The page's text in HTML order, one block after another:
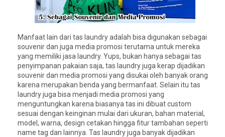
Manfaat lain dari tas laundry adalah bisa digunakan sebagai
souvenir dan juga media promosi terutama untuk mereka
yang memiliki jasa laundry. Yups, bukan hanya sebagai tas
penyimpanan pakaian saja, tas laundry juga kerap dijadikan
souvenir dan media promosi yang disukai oleh banyak orang
karena merupakan benda yang bermanfaat. Selain itu tas
laundry juga bisa menjadi media promosi yang
menguntungkan karena biasanya tas ini dibuat custom
sesuai dengan keinginan mulai dari ukuran, bahan material,
model, warna, design cetakan hingga fitur tambahan seperti
name tag dan lainnya. Tas laundry juga banyak dijadikan